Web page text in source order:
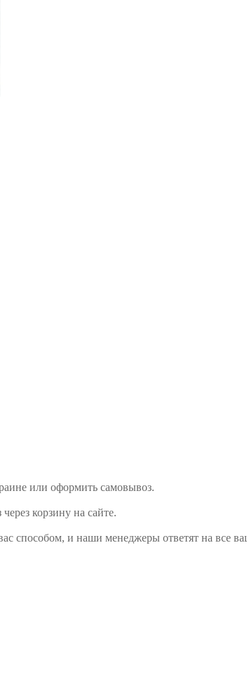
или оформить самовывоз.
корзину на сайте.
способом, и наши менеджеры ответят на все